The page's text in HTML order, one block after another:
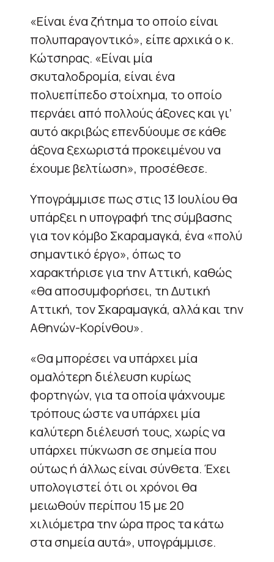
«Είναι ένα ζήτημα το οποίο είναι
πολυπαραγοντικό», είπε αρχικά ο κ.
Κώτσηρας. «Είναι μία
σκυταλοδρομία, είναι ένα
πολυεπίπεδο στοίχημα, το οποίο
περνάει από πολλούς άξονες και γι’
αυτό ακριβώς επενδύουμε σε κάθε
άξονα ξεχωριστά προκειμένου να
έχουμε βελτίωση», προσέθεσε.
Υπογράμμισε πως στις 13 Ιουλίου θα
υπάρξει η υπογραφή της σύμβασης
για τον κόμβο Σκαραμαγκά, ένα «πολύ
σημαντικό έργο», όπως το
χαρακτήρισε για την Αττική, καθώς
«θα αποσυμφορήσει, τη Δυτική
Αττική, τον Σκαραμαγκά, αλλά και την
Αθηνών-Κορίνθου».
«Θα μπορέσει να υπάρχει μία
ομαλότερη διέλευση κυρίως
φορτηγών, για τα οποία ψάχνουμε
τρόπους ώστε να υπάρχει μία
καλύτερη διέλευσή τους, χωρίς να
υπάρχει πύκνωση σε σημεία που
ούτως ή άλλως είναι σύνθετα. Έχει
υπολογιστεί ότι οι χρόνοι θα
μειωθούν περίπου 15 με 20
χιλιόμετρα την ώρα προς τα κάτω
στα σημεία αυτά», υπογράμμισε.